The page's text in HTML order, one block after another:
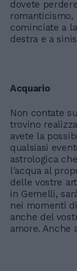
dovete
romanticismo,
cominciate a
destra e a
Acquario
Non contate
trovino
avete la
qualsiasi
astrologica
l'acqua al
delle vostre
in Gemelli,
nei momenti
anche del
amore. Anche